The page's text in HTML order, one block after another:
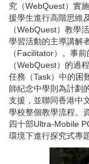
究（WebQuest）實
援學生進行高階思維
（WebQuest）教學
學習活動的主導講解
（Facilitator）。事
（WebQuest）的過
任務（Task）中的困
師紀念中學則為計劃
支援，並聯同香港中
學校整個教學流程。
四十部Ultra-Mobile
環境下進行探究式專